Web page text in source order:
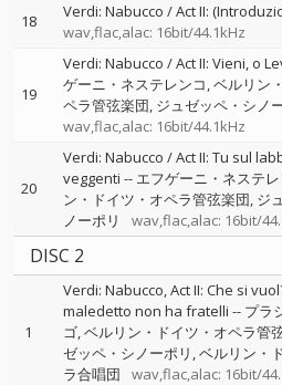
18
Verdi: Nabucco / Act II:
wav,flac,alac: 16bit/44.1kHz
19
Verdi: Nabucco / Act II: Vieni, o
ゲーニ・ネステレンコ ベルリン
ペラ管弦楽団 ジュゼッペ・シノ
wav,flac,alac: 16bit/44.1kHz
20
Verdi: Nabucco / Act II: Tu sul
veggenti -- エフゲーニ・ネステレ
ン・ドイツ・オペラ管弦楽団 ジ
ノーポリ
wav,flac,alac: 16bit/
DISC 2
1
Verdi: Nabucco, Act II: Che si
maledetto non ha fratelli -- プラ
ゴ ベルリン・ドイツ・オペラ管
ゼッペ・シノーポリ ベルリン・
ラ合唱団
wav,flac,alac: 16bit/